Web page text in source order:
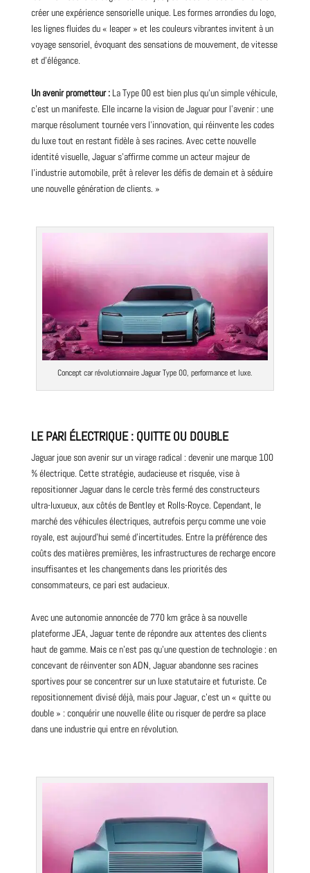
créer une expérience sensorielle unique. Les formes arrondies du logo,
les lignes fluides du « leaper » et les couleurs vibrantes invitent à un
voyage sensoriel, évoquant des sensations de mouvement, de vitesse
et d’élégance.
Un avenir prometteur :La Type 00 est bien plus qu’un simple véhicule,
c’est un manifeste. Elle incarne la vision de Jaguar pour l’avenir : une
marque résolument tournée vers l’innovation, qui réinvente les codes
du luxe tout en restant fidèle à ses racines. Avec cette nouvelle
identité visuelle, Jaguar s’affirme comme un acteur majeur de
l’industrie automobile, prêt à relever les défis de demain et à séduire
une nouvelle génération de clients. »
Concept car révolutionnaire Jaguar Type 00, performance et luxe.
LE PARI ÉLECTRIQUE : QUITTE OU DOUBLE
Jaguar joue son avenir sur un virage radical : devenir une marque 100
% électrique. Cette stratégie, audacieuse et risquée, vise à
repositionner Jaguar dans le cercle très fermé des constructeurs
ultra-luxueux, aux côtés de Bentley et Rolls-Royce. Cependant, le
marché des véhicules électriques, autrefois perçu comme une voie
royale, est aujourd’hui semé d’incertitudes. Entre la préférence des
coûts des matières premières, les infrastructures de recharge encore
insuffisantes et les changements dans les priorités des
consommateurs, ce pari est audacieux.
Avec une autonomie annoncée de 770 km grâce à sa nouvelle
plateforme JEA, Jaguar tente de répondre aux attentes des clients
haut de gamme. Mais ce n’est pas qu’une question de technologie : en
concevant de réinventer son ADN, Jaguar abandonne ses racines
sportives pour se concentrer sur un luxe statutaire et futuriste. Ce
repositionnement divisé déjà, mais pour Jaguar, c’est un « quitte ou
double » : conquérir une nouvelle élite ou risquer de perdre sa place
dans une industrie qui entre en révolution.